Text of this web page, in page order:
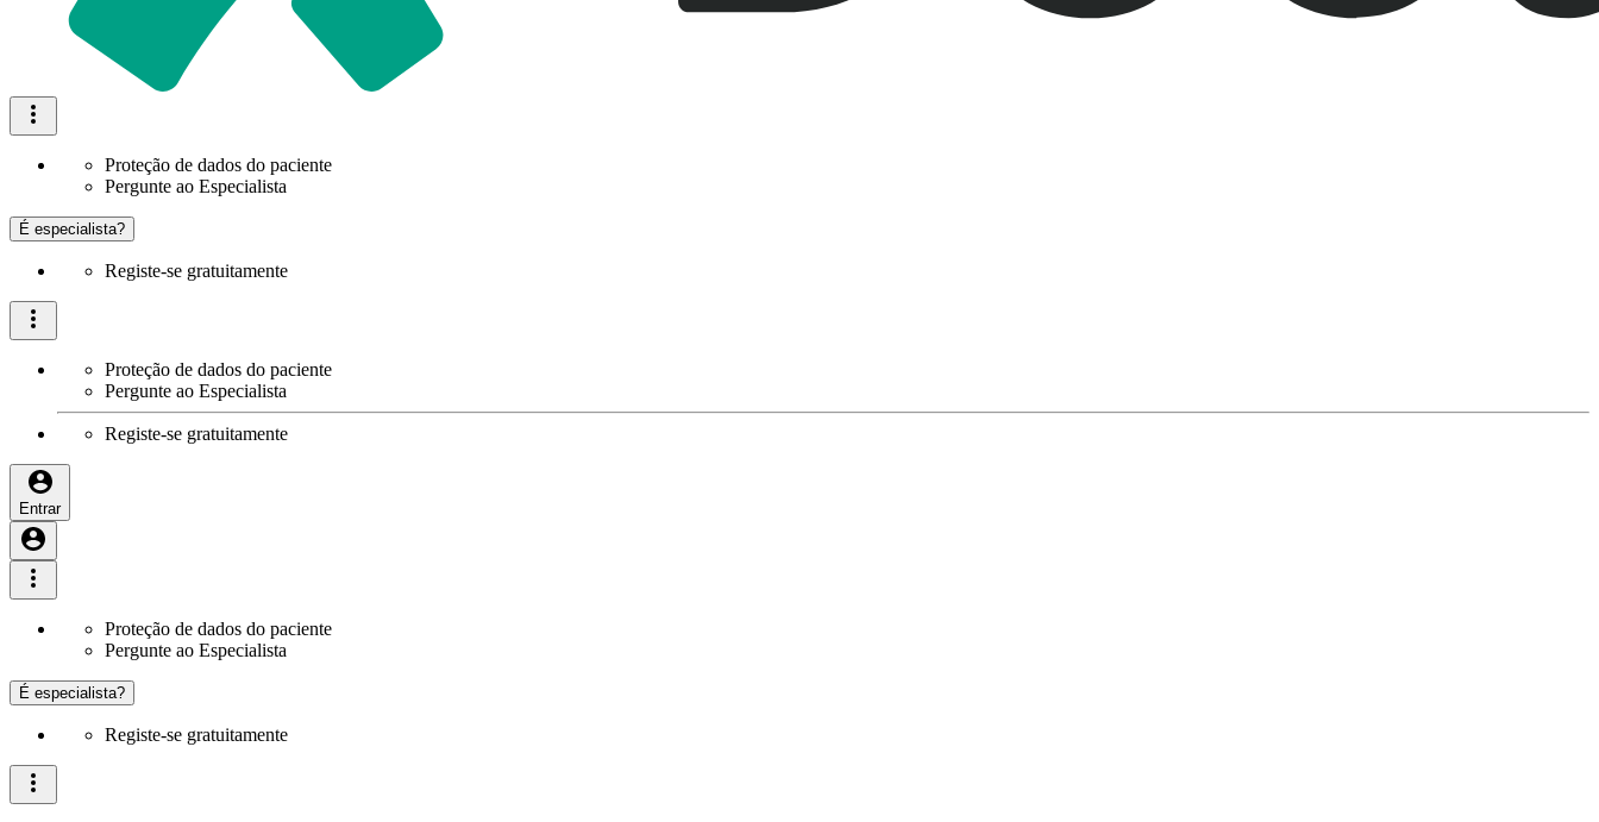
Proteção de dados do paciente
Pergunte ao Especialista
É especialista?
Registe-se gratuitamente
Proteção de dados do paciente
Pergunte ao Especialista
Registe-se gratuitamente
Entrar
Proteção de dados do paciente
Pergunte ao Especialista
É especialista?
Registe-se gratuitamente